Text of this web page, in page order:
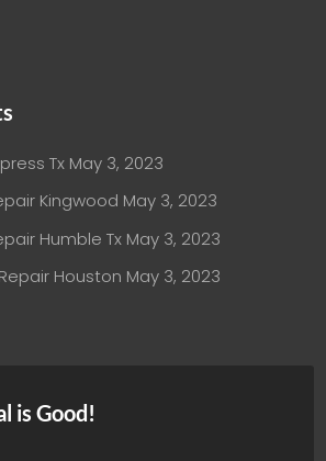
Tx May 3, 2023
Kingwood May 3, 2023
Humble Tx May 3, 2023
Houston May 3, 2023
is Good!